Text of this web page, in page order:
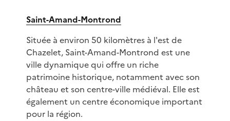
Saint-Amand-Montrond
Située à environ 50 kilomètres à l'est de
Chazelet, Saint-Amand-Montrond est une
ville dynamique qui offre un riche
patrimoine historique, notamment avec son
château et son centre-ville médiéval. Elle est
également un centre économique important
pour la région.